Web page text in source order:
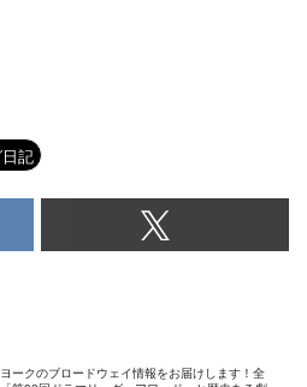
記
ークのブロードウェイ情報をお届けします！全